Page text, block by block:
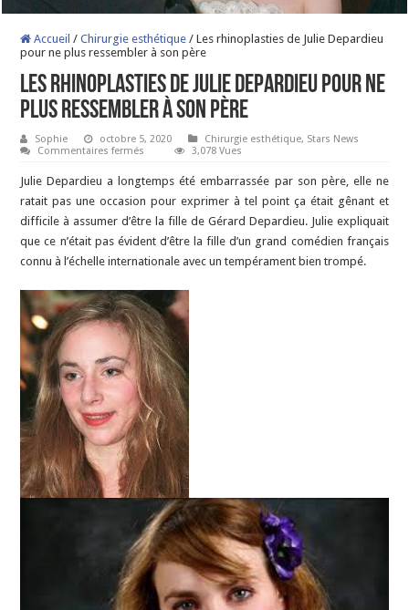
Accueil / Chirurgie esthétique / Les rhinoplasties de Julie Depardieu
pour ne plus ressembler à son père
Les rhinoplasties de Julie Depardieu pour ne
plus ressembler à son père
Sophie octobre 5, 2020 Chirurgie esthétique, Stars News
Commentaires fermés
rhinoplasties
de
Julie
Depardieu
pour
plus
ressembler
à
père
3,078 Vues
Julie Depardieu a longtemps été embarrassée par son père, elle ne
ratait pas une occasion pour exprimer à tel point ça était gênant et
difficile à assumer d’être la fille de Gérard Depardieu. Julie expliquait
que ce n’était pas évident d’être la fille d’un grand comédien français
connu à l’échelle internationale avec un tempérament bien trompé.